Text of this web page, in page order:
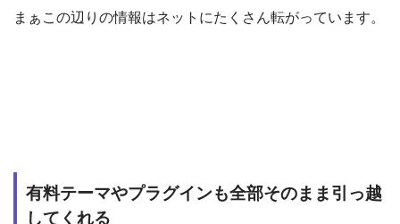
まぁこの辺りの情報はネットにたくさん転がっています。
有料テーマやプラグインも全部そのまま引っ越
してくれる